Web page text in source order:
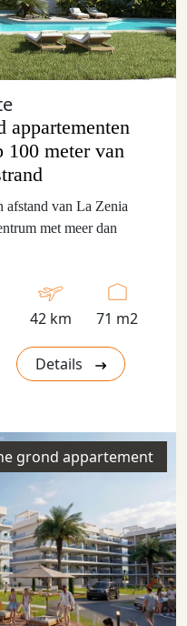
appartementen
100 meter van
afstand van La Zenia
met meer dan
42 km 71 m2
Details
grond appartement